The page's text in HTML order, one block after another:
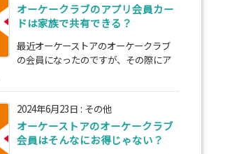
オーケークラブのアプリ会員カー
ドは家族で共有できる？
最近オーケーストアのオーケークラブ
の会員になったのですが、その際にア
2024年6月23日 : その他
オーケーストアのオーケークラブ
会員はそんなにお得じゃない？